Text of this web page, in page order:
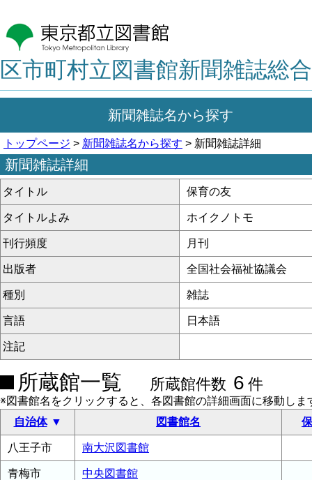
区市町村立図書館新聞雑誌総
新聞雑誌名から探す
トップページ > 新聞雑誌名から探す > 新聞雑誌詳細
新聞雑誌詳細
タイトル 保育の友
タイトルよみ ホイクノトモ
刊行頻度 月刊
出版者 全国社会福祉協議会
種別 雑誌
言語 日本語
注記
所蔵館一覧 所蔵館件数 6 件
※図書館名をクリックすると、各図書館の詳細画面に移動しま
自治体
図書館名
八王子市 南大沢図書館
青梅市 中央図書館